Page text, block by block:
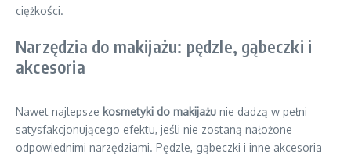
ciężkości.
Narzędzia do makijażu: pędzle, gąbeczki i
akcesoria
Nawet najlepsze kosmetyki do makijażu nie dadzą w pełni
satysfakcjonującego efektu, jeśli nie zostaną nałożone
odpowiednimi narzędziami. Pędzle, gąbeczki i inne akcesoria